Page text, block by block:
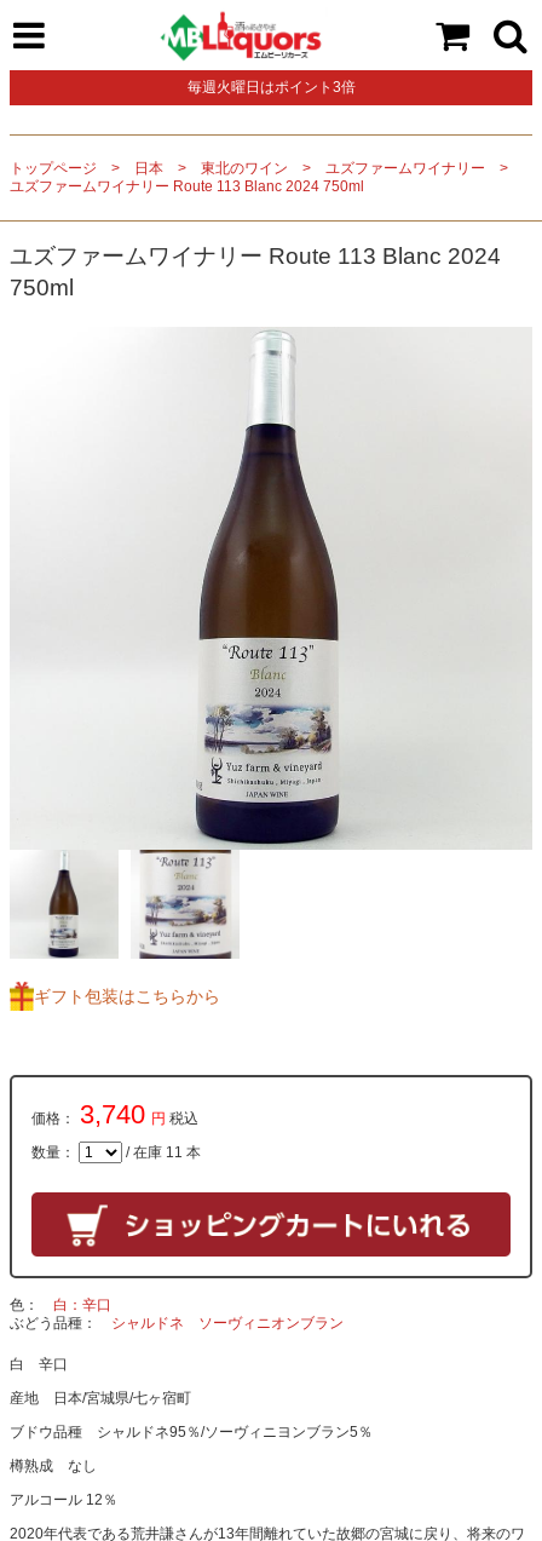
毎週火曜日はポイント3倍
トップページ 日本 東北のワイン
ユズファームワイナリー
ユズファームワイナリー Route 113 Blanc 2024 750ml
ユズファームワイナリー Route 113 Blanc 2024
750ml
ギフト包装はこちらから
価格： 3,740 円 税込
数量： / 在庫 11 本
色
白：辛口
ぶどう品種
シャルドネ ソーヴィニオンブラン
白 辛口
産地 日本/宮城県/七ヶ宿町
ブドウ品種 シャルドネ95％/ソーヴィニヨンブラン5％
樽熟成 なし
アルコール 12％
2020年代表である荒井謙さんが13年間離れていた故郷の宮城に戻り、将来のワ